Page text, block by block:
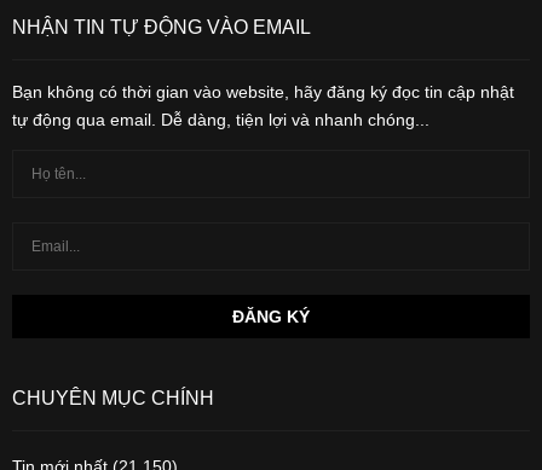
NHẬN TIN TỰ ĐỘNG VÀO EMAIL
Bạn không có thời gian vào website, hãy đăng ký đọc tin cập nhật
tự động qua email. Dễ dàng, tiện lợi và nhanh chóng...
CHUYÊN MỤC CHÍNH
Tin mới nhất (21,150)